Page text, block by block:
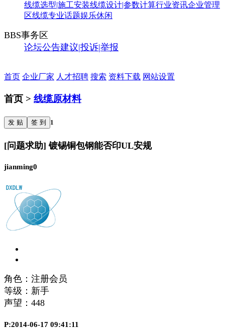
线缆选型|施工安装线缆设计|参数计算行业资讯企业管理
区线缆专业话题娱乐休闲
BBS事务区
论坛公告建议|投诉|举报
首页 企业厂家 人才招聘 搜索 资料下载 网站设置
首页 > 线缆原材料
发 贴 签 到 1
[问题求助] 镀锡铜包钢能否印UL安规
jianming0
角色：注册会员
等级：新手
声望： 448
P:2014-06-17 09:41:11